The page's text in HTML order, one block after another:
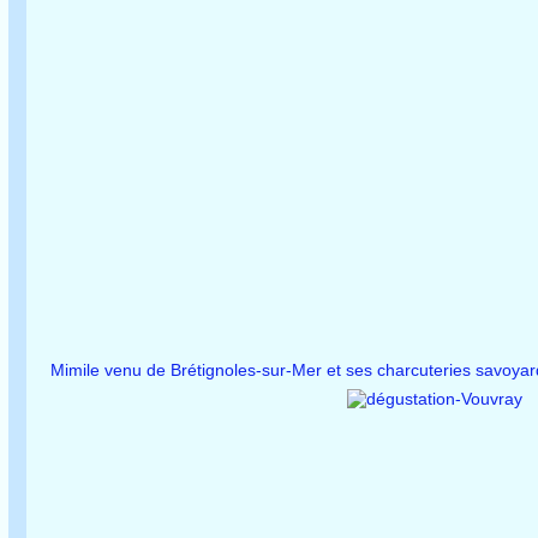
Mimile venu de Brétignoles-sur-Mer et ses charcuteries